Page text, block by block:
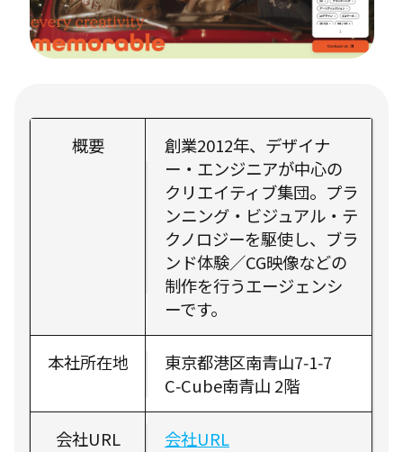
概要
創業2012年、デザイナ
ー・エンジニアが中心の
クリエイティブ集団。プラ
ンニング・ビジュアル・テ
クノロジーを駆使し、ブラ
ンド体験／CG映像などの
制作を行うエージェンシ
ーです。
本社所在地
東京都港区南青山7‑1‑7
C‑Cube南青山 2階
会社URL 会社URL